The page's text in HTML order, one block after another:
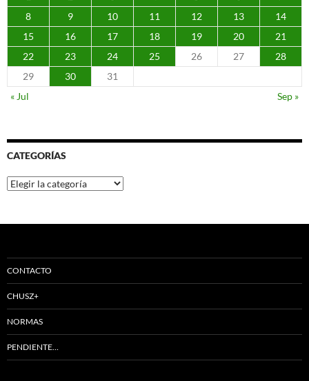
8
9 10 11 12 13
14
15
16 17 18 19 20
21
22
23 24 25 26 27
28
29
30
31
« Jul
Sep »
CATEGORÍAS
Categorías
CONTACTO
CHUSZ+
NORMAS
PENDIENTE…